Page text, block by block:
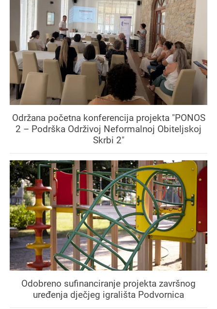
Održana početna konferencija projekta "PONOS
2 – Podrška Održivoj Neformalnoj Obiteljskoj
Skrbi 2"
Odobreno sufinanciranje projekta završnog
uređenja dječjeg igrališta Podvornica